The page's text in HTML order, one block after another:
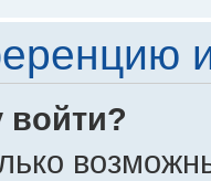
войти?